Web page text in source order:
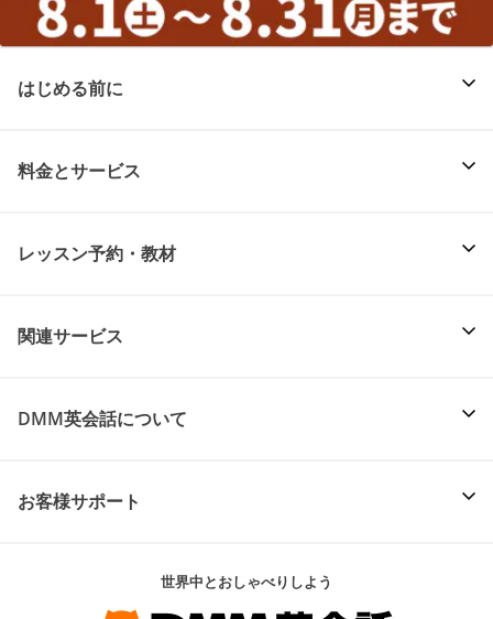
はじめる前に
料金とサービス
レッスン予約・教材
関連サービス
DMM英会話について
お客様サポート
世界中とおしゃべりしよう